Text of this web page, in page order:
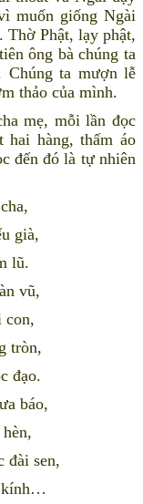
muốn giống Ngài
Thờ Phật, lạy phật,
ông bà chúng ta
Chúng ta mượn lễ
thảo của mình.
mẹ, mỗi lần đọc
hai hàng, thấm áo
đến đó là tự nhiên
già,
lũ.
vũ,
con,
tròn,
đạo.
báo,
đài sen,
kính…